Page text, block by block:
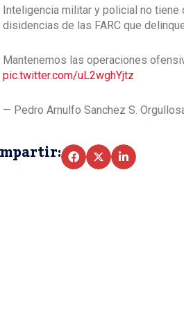
Inteligencia militar y policial no
disidencias de las FARC que
Mantenemos las operaciones
pic.twitter.com/uL2wghYjtz
— Pedro Arnulfo Sanchez S.